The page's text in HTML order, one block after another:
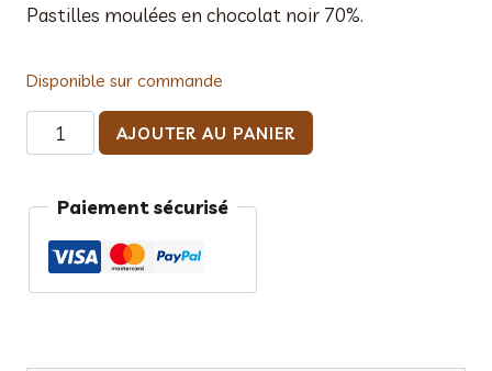
Pastilles moulées en chocolat noir 70%.
Disponible sur commande
quantité
de
Origine
noir
Saint
AJOUTER AU PANIER
Paiement sécurisé